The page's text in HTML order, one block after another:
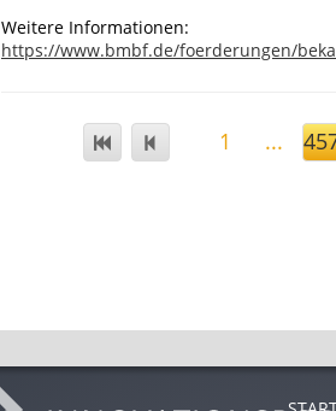
Weitere Informationen:
https://www.bmbf.de/foerderungen/
1 ...